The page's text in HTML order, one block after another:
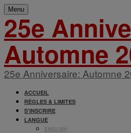
Menu
25e
Automne
25e Anniversaire: Automne
ACCUEIL
RÈGLES & LIMITES
S'INSCRIRE
LANGUE
ENGLISH